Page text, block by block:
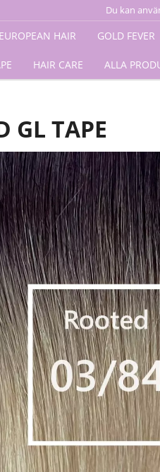
Du kan
HAIR GOLD FEVER
HAIR CARE ALLA
GL TAPE